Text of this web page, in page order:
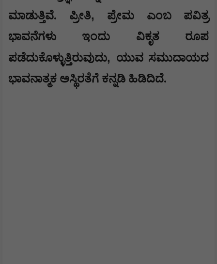
ಮಾಡುತ್ತಿವೆ. ಪ್ರೀತಿ, ಪ್ರೇಮ ಎಂಬ ಪವಿತ್ರ
ಭಾವನೆಗಳು ಇಂದು ವಿಕೃತ ರೂಪ
ಪಡೆದುಕೊಳ್ಳುತ್ತಿರುವುದು, ಯುವ ಸಮುದಾಯದ
ಭಾವನಾತ್ಮಕ ಅಸ್ಥಿರತೆಗೆ ಕನ್ನಡಿ ಹಿಡಿದಿದೆ.